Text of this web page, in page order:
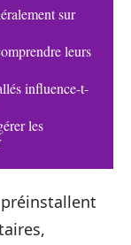
sur
leurs
influence-t-
les